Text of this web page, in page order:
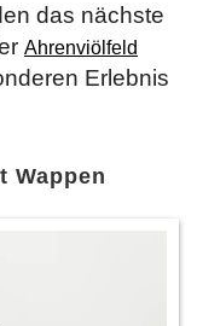
das nächste
Ahrenviölfeld
Erlebnis
Wappen